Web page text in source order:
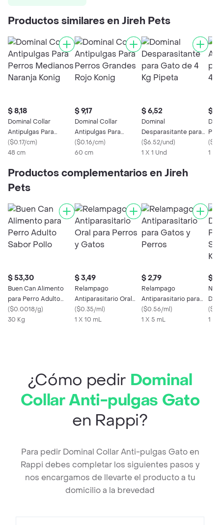
Productos similares en Jireh Pets
$ 8,18
Dominal Collar
Antipulgas Para
Perros Medianos
Naranja Konig
($0.17/cm)
48 cm
$ 9,17
Dominal Collar
Antipulgas Para
Perros Grandes Rojo
Konig
($0.16/cm)
60 cm
$ 6,52
Dominal
Desparasitante para
Gato de 4 Kg Pipeta
($6.52/und)
1 X 1 Und
$
(
1 X
Productos complementarios en Jireh
Pets
$ 53,30
Buen Can Alimento
para Perro Adulto
Sabor Pollo
($0.0018/g)
30 Kg
$ 3,49
Relampago
Antiparasitario Oral
para Perros y Gatos
($0.35/ml)
1 X 10 mL
$ 2,79
Relampago
Antiparasitario para
Gatos y Perros
($0.56/ml)
1 X 5 mL
$
Kg
(
1
¿Cómo pedir Dominal
Collar Anti-pulgas Gato
en Rappi?
Para pedir Dominal Collar Anti-pulgas Gato en
Rappi debes completar los siguientes pasos y
nos encargamos de llevarte el producto a tu
domicilio a la brevedad